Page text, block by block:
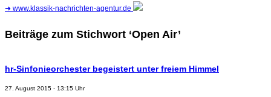
➜ www.klassik-nachrichten-agentur.de
Beiträge zum Stichwort ‘Open Air’
hr-Sinfonieorchester begeistert unter freiem Himmel
27. August 2015 - 13:15 Uhr